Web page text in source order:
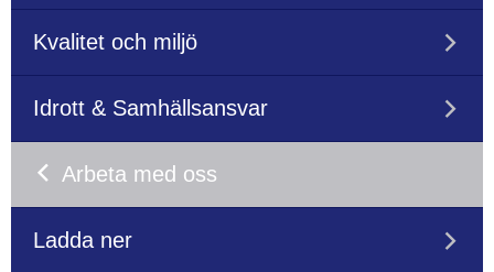
Kvalitet och miljö
Idrott & Samhällsansvar
Arbeta med oss
Ladda ner